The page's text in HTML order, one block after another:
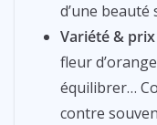
d’une beauté
Variété &
fleur
équilibrer…
contre